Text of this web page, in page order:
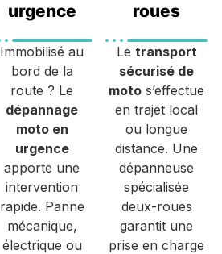
urgence
Immobilisé au
bord de la
route ? Le
dépannage
moto en
urgence
apporte une
intervention
rapide. Panne
mécanique,
électrique ou
roues
Le transport
sécurisé de
moto s’effectue
en trajet local
ou longue
distance. Une
dépanneuse
spécialisée
deux-roues
garantit une
prise en charge